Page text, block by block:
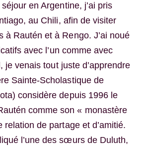
en Argentine, j’ai pris
au Chili, afin de visiter
à Rautén et à Rengo. J’ai noué
avec l’un comme avec
je venais tout juste d’apprendre
Sainte-Scholastique de
considère depuis 1996 le
comme son « monastère
de partage et d’amitié.
l’une des sœurs de Duluth,